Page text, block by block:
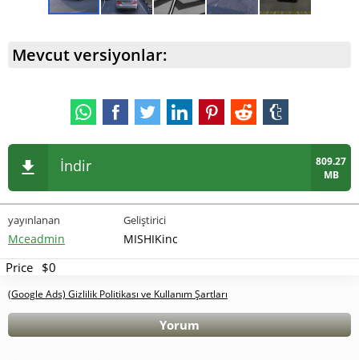
Mevcut versiyonlar:
İndir
809.27
MB
yayınlanan
Mceadmin
Geliştirici
MISHIKinc
Price $0
(Google Ads) Gizlilik Politikası ve Kullanım Şartları
Yorum